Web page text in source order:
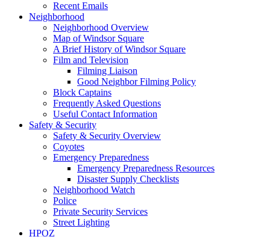
Recent Emails
Neighborhood
Neighborhood Overview
Map of Windsor Square
A Brief History of Windsor Square
Film and Television
Filming Liaison
Good Neighbor Filming Policy
Block Captains
Frequently Asked Questions
Useful Contact Information
Safety & Security
Safety & Security Overview
Coyotes
Emergency Preparedness
Emergency Preparedness Resources
Disaster Supply Checklists
Neighborhood Watch
Police
Private Security Services
Street Lighting
HPOZ